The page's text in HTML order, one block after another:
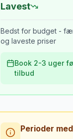
Lavest
Bedst for budget -
og laveste priser
Book 2-3 uger
tilbud
Perioder